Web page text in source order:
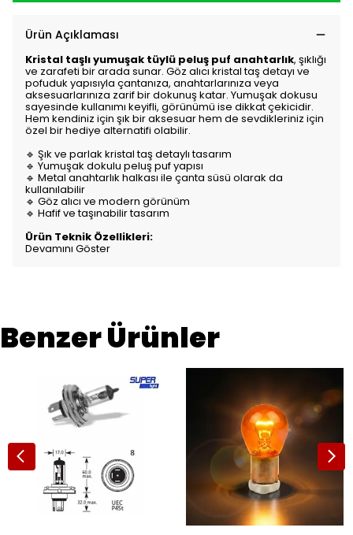
Ürün Açıklaması
Kristal taşlı yumuşak tüylü peluş puf anahtarlık, şıklığı
ve zarafeti bir arada sunar. Göz alıcı kristal taş detayı ve
pofuduk yapısıyla çantanıza, anahtarlarınıza veya
aksesuarlarınıza zarif bir dokunuş katar. Yumuşak dokusu
sayesinde kullanımı keyifli, görünümü ise dikkat çekicidir.
Hem kendiniz için şık bir aksesuar hem de sevdikleriniz için
özel bir hediye alternatifi olabilir.
🔹 Şık ve parlak kristal taş detaylı tasarım
🔹 Yumuşak dokulu peluş puf yapısı
🔹 Metal anahtarlık halkası ile çanta süsü olarak da
kullanılabilir
🔹 Göz alıcı ve modern görünüm
🔹 Hafif ve taşınabilir tasarım
Ürün Teknik Özellikleri:
Devamını Göster
Benzer Ürünler